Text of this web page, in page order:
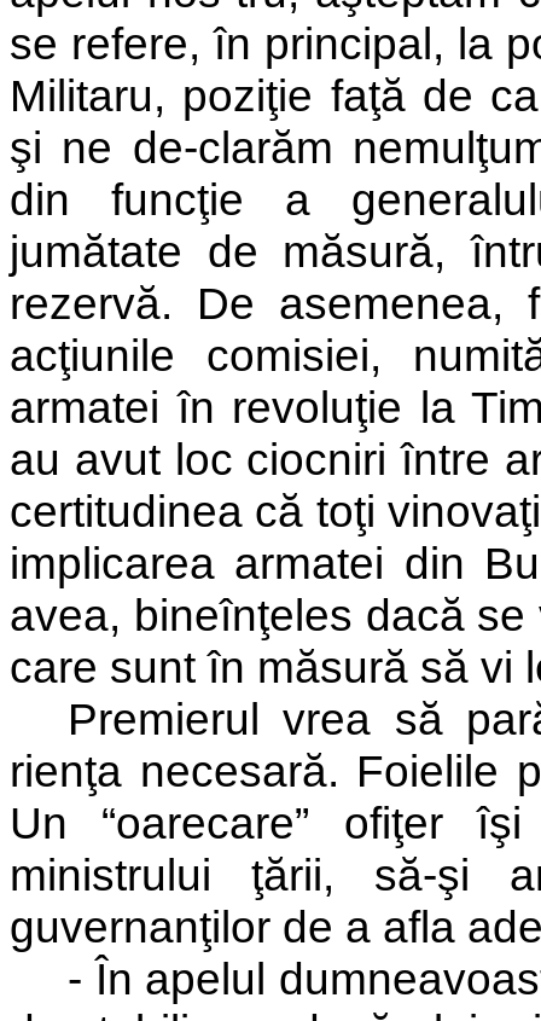
se refere, în principal, la
Militaru, poziţie faţă de
şi ne de-clarăm
din funcţie a
jumătate de măsură,
rezervă. De
acţiunile comisiei,
armatei în revoluţie la
au avut loc ciocniri între
certitudinea că toţi
implicarea armatei din
avea, bineînţeles dacă
care sunt în măsură să vi
Premierul vrea să
rienţa necesară. Foielile
Un “oarecare” ofiţer
ministrului ţării, să-şi
guvernanţilor de a afla
- În apelul